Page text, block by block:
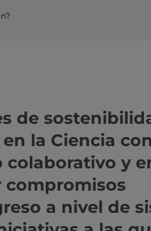
de
la Ciencia
colaborativo y
compromisos
a nivel de